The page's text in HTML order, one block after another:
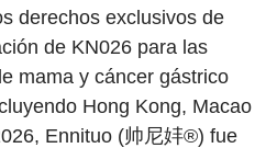
derechos exclusivos de
de KN026 para las
mama y cáncer gástrico
Hong Kong, Macao
Ennituo (帅尼妦®) fue